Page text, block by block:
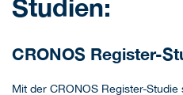
Studien:
CRONOS Register-
Mit der CRONOS Register-